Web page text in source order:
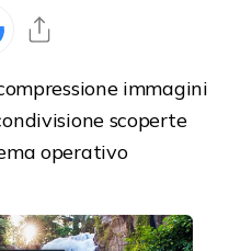
immagini
scoperte
operativo